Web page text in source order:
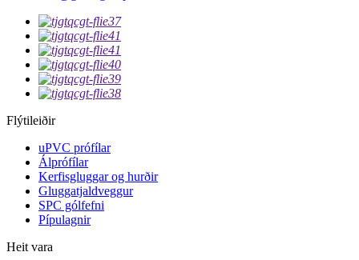
Flýtileiðir
uPVC prófílar
Álprófílar
Kerfisgluggar og hurðir
Gluggatjaldveggur
SPC gólfefni
Pípulagnir
Heit vara